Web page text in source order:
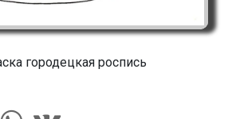
городецкая роспись